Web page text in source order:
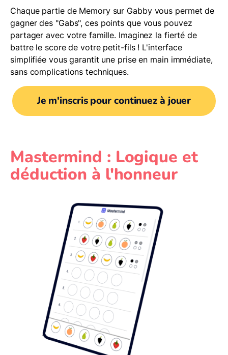
Chaque partie de Memory sur Gabby vous permet de
gagner des "Gabs", ces points que vous pouvez
partager avec votre famille. Imaginez la fierté de
battre le score de votre petit-fils ! L'interface
simplifiée vous garantit une prise en main immédiate,
sans complications techniques.
Je m'inscris pour continuez à jouer
Mastermind : Logique et
déduction à l'honneur